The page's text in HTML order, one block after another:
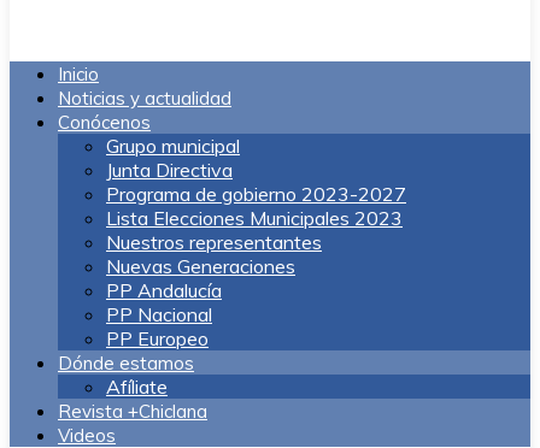
Inicio
Noticias y actualidad
Conócenos
Grupo municipal
Junta Directiva
Programa de gobierno 2023-2027
Lista Elecciones Municipales 2023
Nuestros representantes
Nuevas Generaciones
PP Andalucía
PP Nacional
PP Europeo
Dónde estamos
Afíliate
Revista +Chiclana
Videos